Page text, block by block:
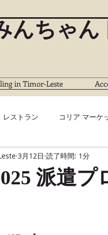
んちゃん
in Timor-Leste
レストラン コリア マーケ
派遣プ
3月12日 読了時間: 1分